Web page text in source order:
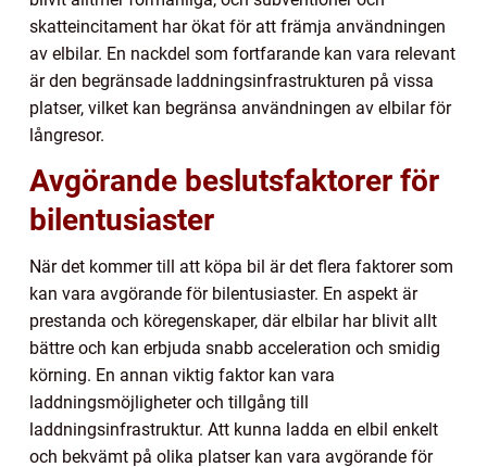
skatteincitament har ökat för att främja användningen
av elbilar. En nackdel som fortfarande kan vara relevant
är den begränsade laddningsinfrastrukturen på vissa
platser, vilket kan begränsa användningen av elbilar för
långresor.
Avgörande beslutsfaktorer för
bilentusiaster
När det kommer till att köpa bil är det flera faktorer som
kan vara avgörande för bilentusiaster. En aspekt är
prestanda och köregenskaper, där elbilar har blivit allt
bättre och kan erbjuda snabb acceleration och smidig
körning. En annan viktig faktor kan vara
laddningsmöjligheter och tillgång till
laddningsinfrastruktur. Att kunna ladda en elbil enkelt
och bekvämt på olika platser kan vara avgörande för